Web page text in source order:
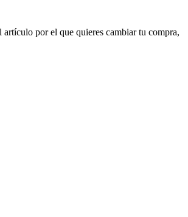
por el que quieres cambiar tu compra,